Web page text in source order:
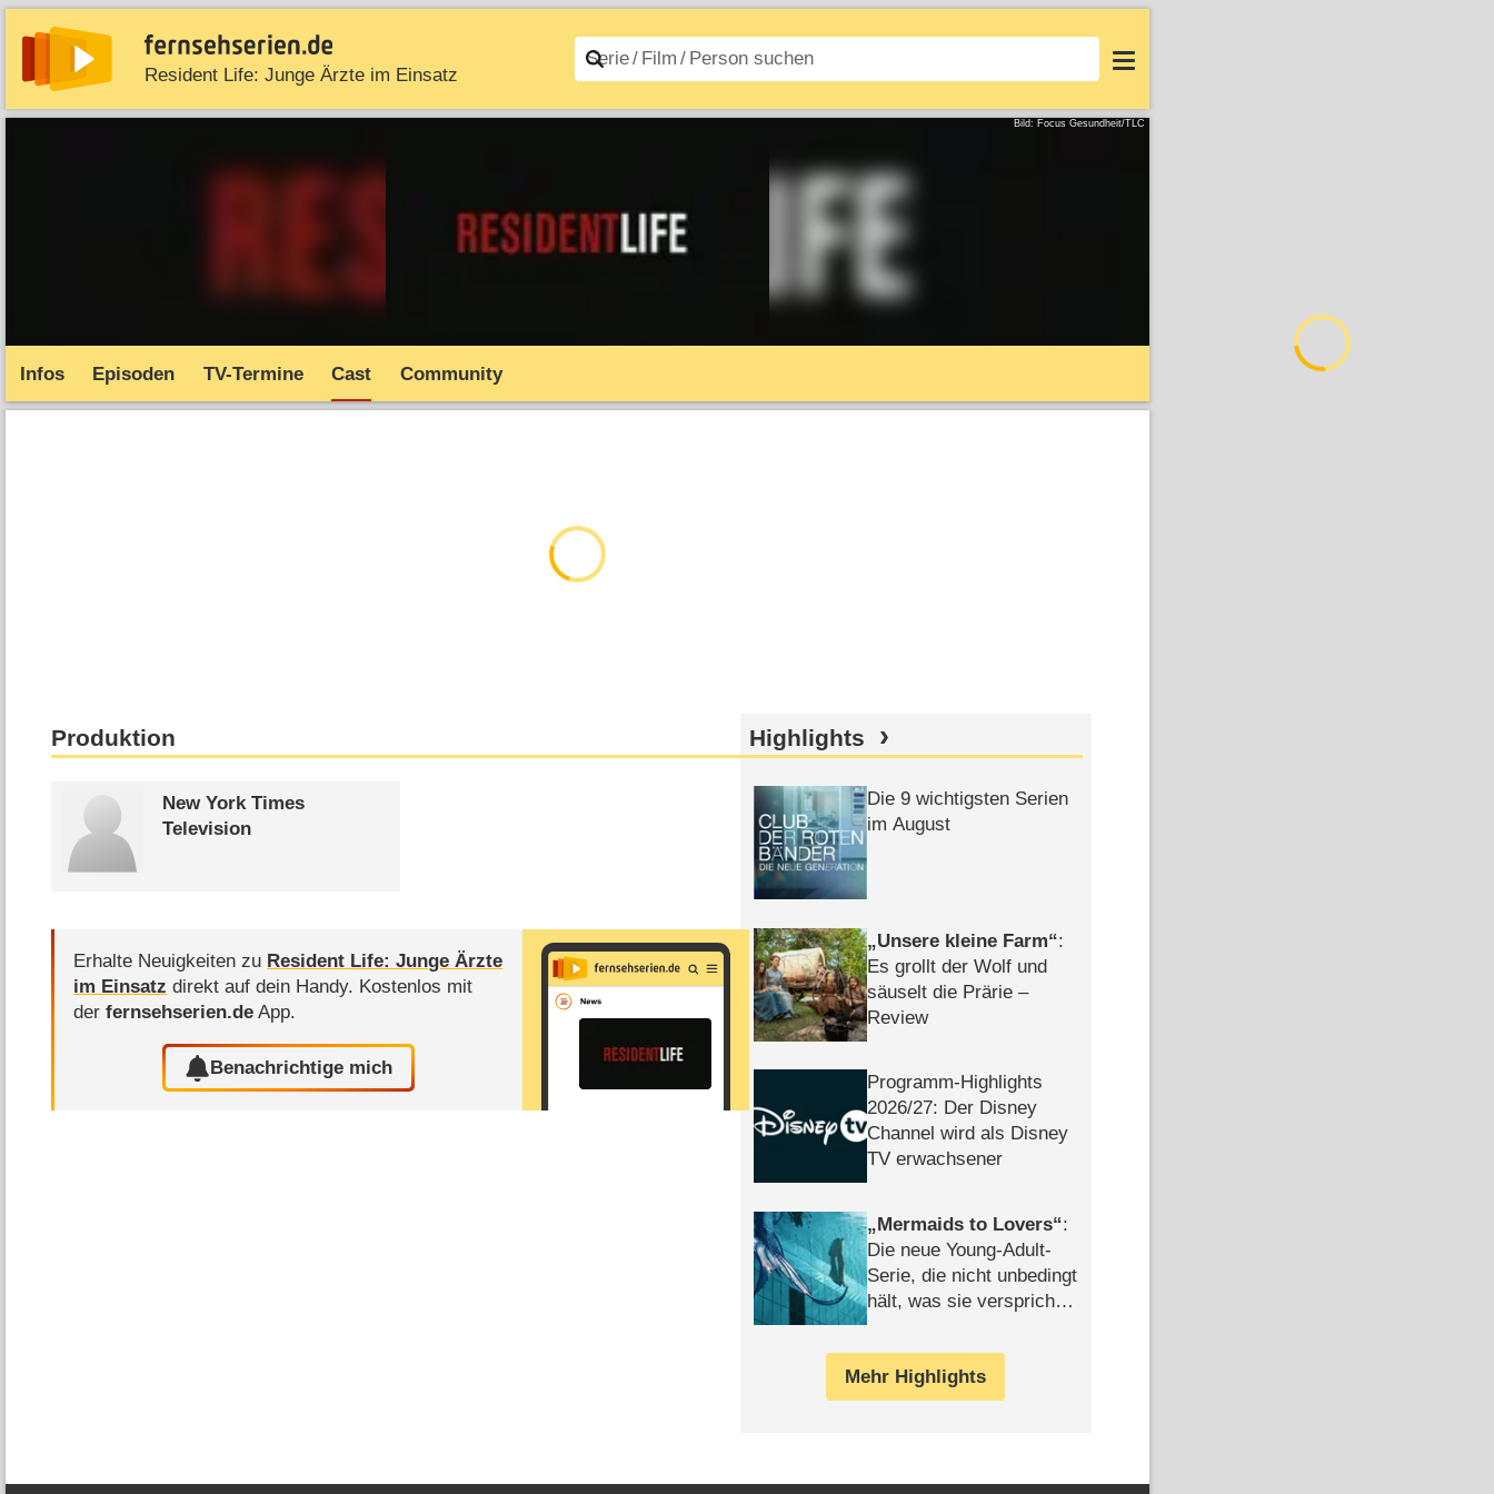
Resident Life: Junge Ärzte im Einsatz
News Entdecken Streaming TV-Starts Serien A–Z Filme A–Z Login
Bild: Focus Gesundheit/TLC
Infos Episoden TV-Termine Cast Community
Produktion
New York Times
Television
Erhalte Neuigkeiten zu Resident Life: Junge Ärzte
im Einsatz direkt auf dein Handy. Kostenlos mit
derfernsehserien.de App.
Benachrichtige mich
Highlights
Die 9 wichtigsten Serien
im August
Unsere kleine Farm :
Es grollt der Wolf und
säuselt die Prärie –
Review
Programm-Highlights
2026/​27: Der Disney
Channel wird als Disney
TV erwachsener
Mermaids to Lovers :
Die neue Young-Adult-
Serie, die nicht unbedingt
hält, was sie verspricht –
Mehr Highlights